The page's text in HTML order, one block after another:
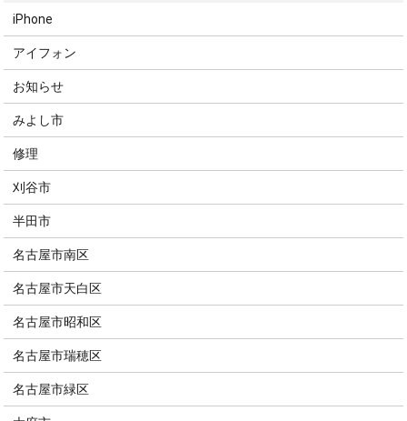
iPhone
アイフォン
お知らせ
みよし市
修理
刈谷市
半田市
名古屋市南区
名古屋市天白区
名古屋市昭和区
名古屋市瑞穂区
名古屋市緑区